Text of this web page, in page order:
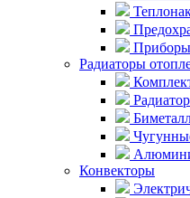
Радиаторы
Конвекторы